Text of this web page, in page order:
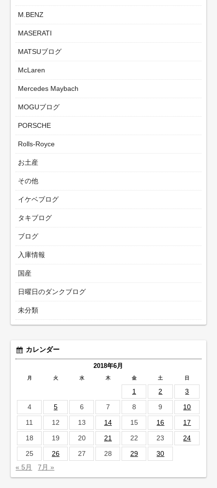
M.BENZ
MASERATI
MATSUブログ
McLaren
Mercedes Maybach
MOGUブログ
PORSCHE
Rolls-Royce
お土産
その他
イケベブログ
タキブログ
ブログ
入庫情報
国産
日曜日のダンクブログ
未分類
カレンダー
2018年6月
月 火 水 木 金 土 日
1 2
3
4
5 6 7 8 9
10
11
12 13 14 15 16
17
18
19 20 21 22 23
24
25
26 27 28 29
30
« 5月
7月 »